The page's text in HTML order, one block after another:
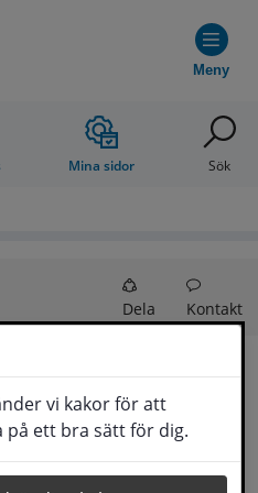
vi kakor för att
på ett bra sätt för dig.
Meny
Mina sidor Sök
Dela Kontakt
kan det bli aktuellt